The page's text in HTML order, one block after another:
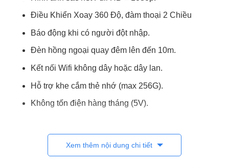
Điều Khiển Xoay 360 Độ, đàm thoại 2 Chiều
Báo động khi có người đột nhập.
Đèn hồng ngoại quay đêm lên đến 10m.
Kết nối Wifi không dây hoặc dây lan.
Hỗ trợ khe cắm thẻ nhớ (max 256G).
Không tốn điện hàng tháng (5V).
Camera imou ranger A22 không giới
Xem thêm nội dung chi tiết